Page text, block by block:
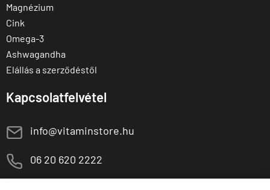
Magnézium
Cink
Omega-3
Ashwagandha
Elállás a szerződéstől
Kapcsolatfelvétel
E info@vitaminstore.hu
M 06 20 620 2222